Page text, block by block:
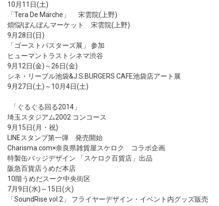
10月11日(土)
「Tera De Marche」 宋雲院(上野)
煩悩!ぼんぼんマーケット 宋雲院(上野)
9月28日(日)
「ゴーストバスターズ展」 参加
ヒューマントラストシネマ渋谷
9月12日(金)～26日(金)
シネ・リーブル池袋&J.S.BURGERS CAFE池袋店アート展
9月27日(土)～10月4日(土)
「ぐるぐる回る2014」
埼玉スタジアム2002 コンコース
9月15日(月・祝)
LINEスタンプ第一弾 発売開始
Charisma.com×奈良県雑貨屋スケロク コラボ企画
特製缶バッジデザイン 「スケロク百貨店」出品
阪急百貨店うめだ本店
10階うめだスーク中央街区
7月9日(水)～15日(火)
「SoundRise vol.2」 フライヤーデザイン・イベント内グッズ販売